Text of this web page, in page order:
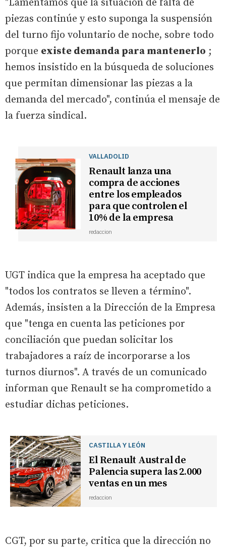
"Lamentamos que la situación de falta de
piezas continúe y esto suponga la suspensión
del turno fijo voluntario de noche, sobre todo
porque existe demanda para mantenerlo ;
hemos insistido en la búsqueda de soluciones
que permitan dimensionar las piezas a la
demanda del mercado", continúa el mensaje de
la fuerza sindical.
VALLADOLID
Renault lanza una
compra de acciones
entre los empleados
para que controlen el
10% de la empresa
redaccion
UGT indica que la empresa ha aceptado que
"todos los contratos se lleven a término".
Además, insisten a la Dirección de la Empresa
que "tenga en cuenta las peticiones por
conciliación que puedan solicitar los
trabajadores a raíz de incorporarse a los
turnos diurnos". A través de un comunicado
informan que Renault se ha comprometido a
estudiar dichas peticiones.
CASTILLA Y LEÓN
El Renault Austral de
Palencia supera las 2.000
ventas en un mes
redaccion
CGT, por su parte, critica que la dirección no